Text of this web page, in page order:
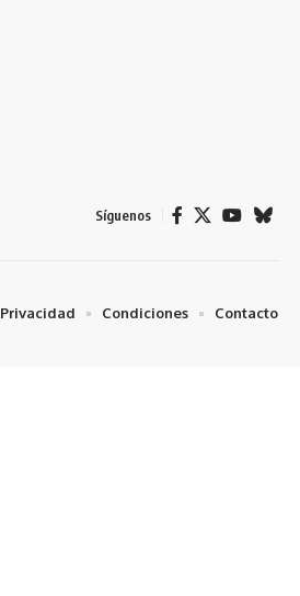
Síguenos
Privacidad Condiciones Contacto